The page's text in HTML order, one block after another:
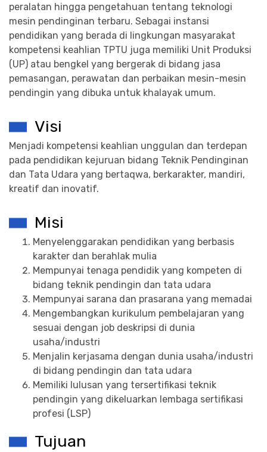
peralatan hingga pengetahuan tentang teknologi
mesin pendinginan terbaru. Sebagai instansi
pendidikan yang berada di lingkungan masyarakat
kompetensi keahlian TPTU juga memiliki Unit Produksi
(UP) atau bengkel yang bergerak di bidang jasa
pemasangan, perawatan dan perbaikan mesin-mesin
pendingin yang dibuka untuk khalayak umum.
Visi
Menjadi kompetensi keahlian unggulan dan terdepan
pada pendidikan kejuruan bidang Teknik Pendinginan
dan Tata Udara yang bertaqwa, berkarakter, mandiri,
kreatif dan inovatif.
Misi
Menyelenggarakan pendidikan yang berbasis
karakter dan berahlak mulia
Mempunyai tenaga pendidik yang kompeten di
bidang teknik pendingin dan tata udara
Mempunyai sarana dan prasarana yang memadai
Mengembangkan kurikulum pembelajaran yang
sesuai dengan job deskripsi di dunia
usaha/industri
Menjalin kerjasama dengan dunia usaha/industri
di bidang pendingin dan tata udara
Memiliki lulusan yang tersertifikasi teknik
pendingin yang dikeluarkan lembaga sertifikasi
profesi (LSP)
Tujuan